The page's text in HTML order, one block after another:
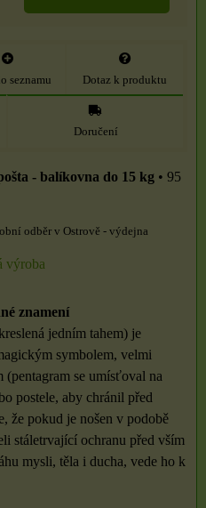
seznamu Dotaz k produktu
Doručení
- balíkovna do 15 kg • 95
odběr v Ostrově - výdejna
výroba
znamení
jedním tahem) je
symbolem, velmi
(pentagram se umísťoval na
postele, aby chránil před
že pokud je nošen v podobě
stáletrvající ochranu před vším
mysli, těla i ducha, vede ho k